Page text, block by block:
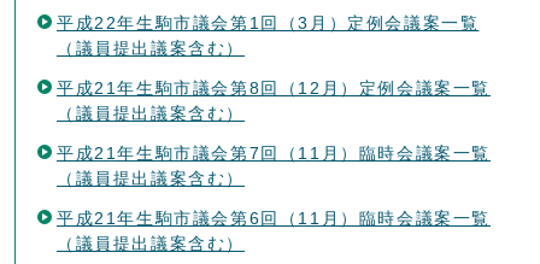
平成22年生駒市議会第1回（3月）定例会議案一覧
（議員提出議案含む）
平成21年生駒市議会第8回（12月）定例会議案一覧
（議員提出議案含む）
平成21年生駒市議会第7回（11月）臨時会議案一覧
（議員提出議案含む）
平成21年生駒市議会第6回（11月）臨時会議案一覧
（議員提出議案含む）